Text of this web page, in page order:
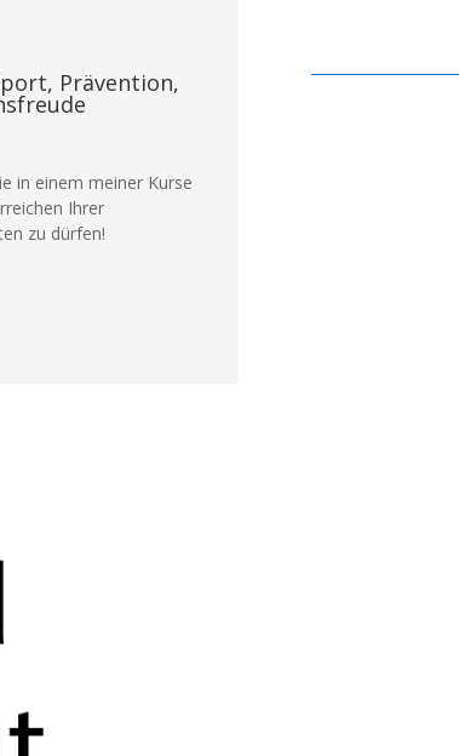
Prävention,
in einem meiner Kurse
Ihrer
zu dürfen!